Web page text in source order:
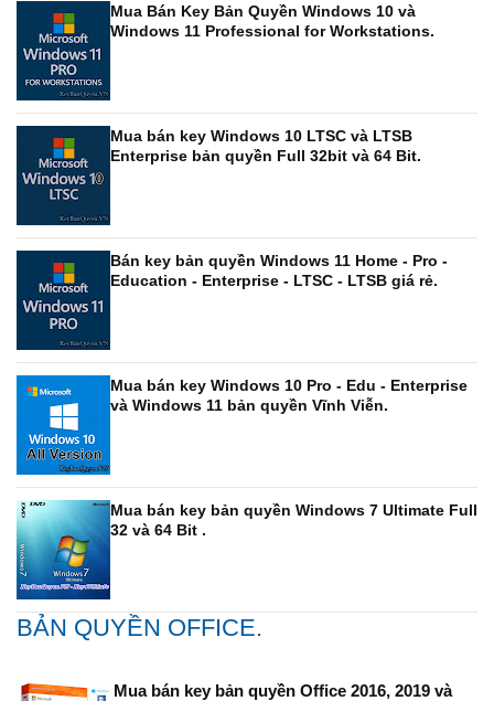
Mua Bán Key Bản Quyền Windows 10 và
Windows 11 Professional for Workstations.
Mua bán key Windows 10 LTSC và LTSB
Enterprise bản quyền Full 32bit và 64 Bit.
Bán key bản quyền Windows 11 Home - Pro -
Education - Enterprise - LTSC - LTSB giá rẻ.
Mua bán key Windows 10 Pro - Edu - Enterprise
và Windows 11 bản quyền Vĩnh Viễn.
Mua bán key bản quyền Windows 7 Ultimate Full
32 và 64 Bit .
BẢN QUYỀN OFFICE.
Mua bán key bản quyền Office 2016, 2019 và